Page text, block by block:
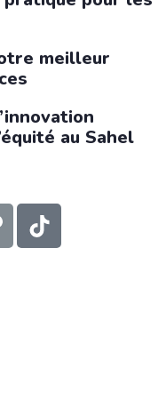
meilleur
au Sahel